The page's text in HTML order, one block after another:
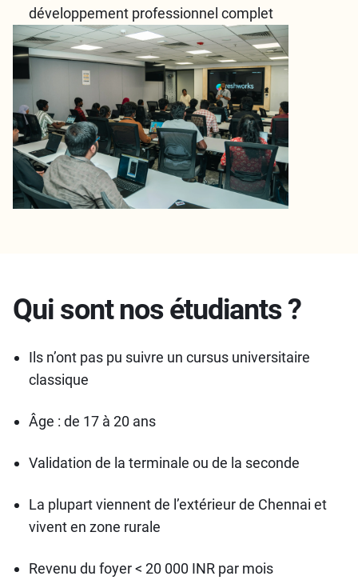
développement professionnel complet
Qui sont nos étudiants ?
Ils n’ont pas pu suivre un cursus universitaire
classique
Âge : de 17 à 20 ans
Validation de la terminale ou de la seconde
La plupart viennent de l’extérieur de Chennai et
vivent en zone rurale
Revenu du foyer < 20 000 INR par mois